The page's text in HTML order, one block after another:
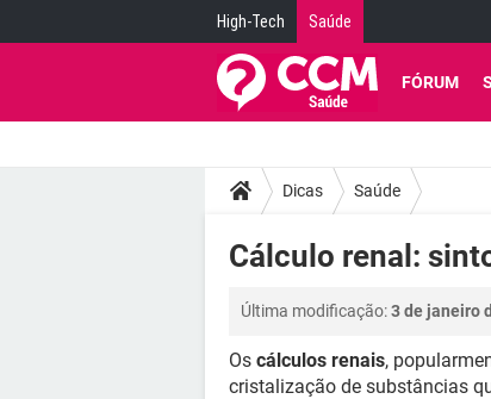
High-Tech Saúde
FÓRUM
Dicas Saúde
Cálculo renal:
Última modificação:3 de janeiro
Os cálculos renais,
cristalização de substâncias